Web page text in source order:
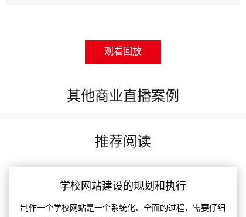
观看回放
其他商业直播案例
推荐阅读
学校网站建设的规划和执行
制作一个学校网站是一个系统化、全面的过程，需要仔细